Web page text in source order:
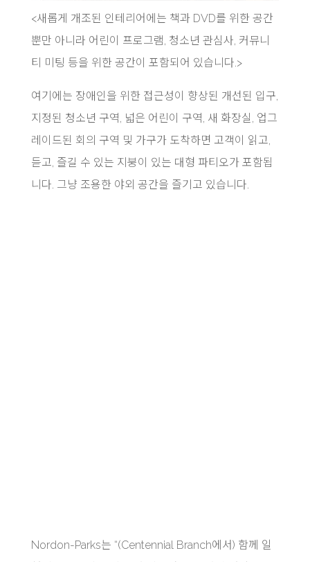
<새롭게 개조된 인테리어에는 책과 DVD를 위한 공간
뿐만 아니라 어린이 프로그램, 청소년 관심사, 커뮤니
티 미팅 등을 위한 공간이 포함되어 있습니다.>
여기에는 장애인을 위한 접근성이 향상된 개선된 입구,
지정된 청소년 구역, 넓은 어린이 구역, 새 화장실, 업그
레이드된 회의 구역 및 가구가 도착하면 고객이 읽고,
듣고, 즐길 수 있는 지붕이 있는 대형 파티오가 포함됩
니다. 그냥 조용한 야외 공간을 즐기고 있습니다.
Nordon-Parks는 “(Centennial Branch에서) 함께 일